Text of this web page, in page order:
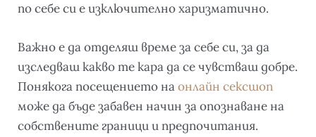
по себе си е изключително харизматично.
Важно е да отделяш време за себе си, за да
изследваш какво те кара да се чувстваш добре.
Понякога посещението наонлайн сексшоп
може да бъде забавен начин за опознаване на
собствените граници и предпочитания.